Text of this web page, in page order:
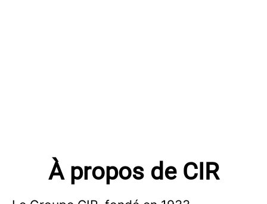
À propos de CIR